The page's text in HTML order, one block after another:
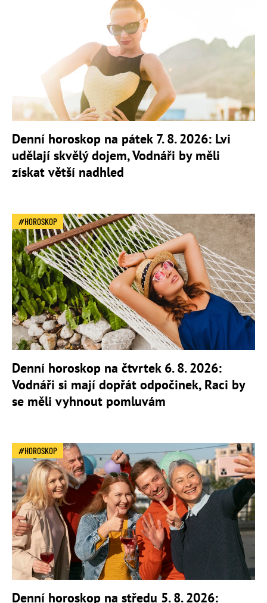
Denní horoskop na pátek 7. 8. 2026: Lvi
udělají skvělý dojem, Vodnáři by měli
získat větší nadhled
HOROSKOP
Denní horoskop na čtvrtek 6. 8. 2026:
Vodnáři si mají dopřát odpočinek, Raci by
se měli vyhnout pomluvám
HOROSKOP
Denní horoskop na středu 5. 8. 2026: